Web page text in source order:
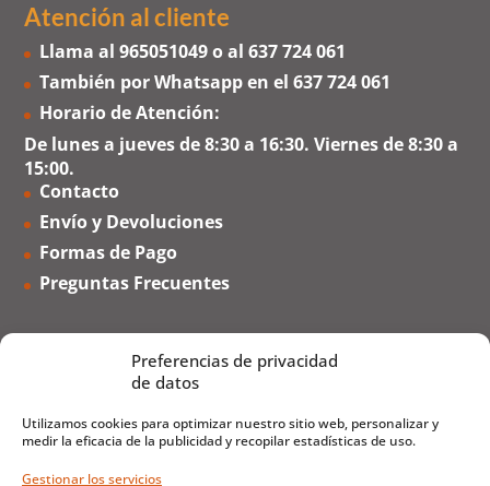
Preferencias de privacidad
de datos
Utilizamos cookies para optimizar nuestro sitio web, personalizar y
medir la eficacia de la publicidad y recopilar estadísticas de uso.
Gestionar los servicios
Atención al cliente
Llama al965051049o al637 724 061
También por Whatsapp en el637 724 061
Horario de Atención:
De lunes a jueves de 8:30 a 16:30. Viernes de 8:30 a
15:00.
Contacto
Envío y Devoluciones
Formas de Pago
Preguntas Frecuentes